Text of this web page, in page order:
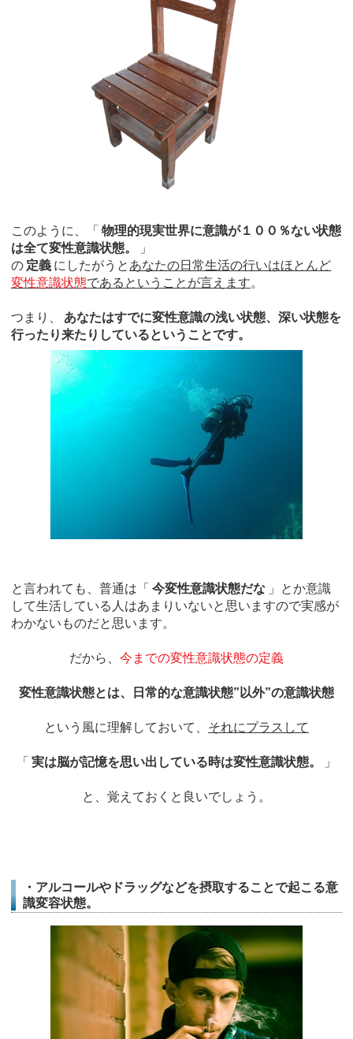
このように、「 物理的現実世界に意識が１００％ない状態
は全て変性意識状態。
」
の 定義 にしたがうと あなたの日常生活の行いはほとんど
変性意識状態であるということが言えます。
つまり、
あなたはすでに変性意識の浅い状態、深い状態を
行ったり来たりしているということです。
と言われても、普通は「 今変性意識状態だな 」とか意識
して生活している人はあまりいないと思いますので実感が
わかないものだと思います。
だから、 今までの変性意識状態の定義
変性意識状態とは、日常的な意識状態”以外”の意識状態
という風に理解しておいて、 それにプラスして
「 実は脳が記憶を思い出している時は変性意識状態。 」
と、覚えておくと良いでしょう。
・アルコールやドラッグなどを摂取することで起こる意
識変容状態。